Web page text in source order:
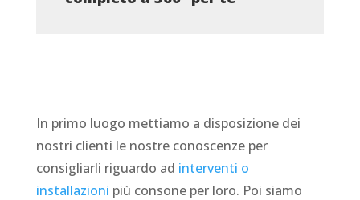
In primo luogo mettiamo a disposizione dei
nostri clienti le nostre conoscenze per
consigliarli riguardo ad interventi o
installazioni più consone per loro. Poi siamo